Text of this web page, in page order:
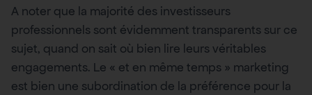
A noter que la majorité des investisseurs
professionnels sont évidemment transparents sur ce
sujet, quand on sait où bien lire leurs véritables
engagements. Le « et en même temps » marketing
est bien une subordination de la préférence pour la